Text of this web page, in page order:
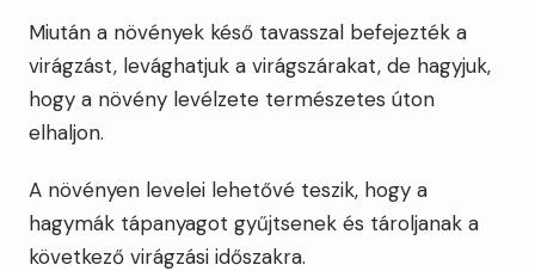
Miután a növények késő tavasszal befejezték a
virágzást, levághatjuk a virágszárakat, de hagyjuk,
hogy a növény levélzete természetes úton
elhaljon.
A növényen levelei lehetővé teszik, hogy a
hagymák tápanyagot gyűjtsenek és tároljanak a
következő virágzási időszakra.